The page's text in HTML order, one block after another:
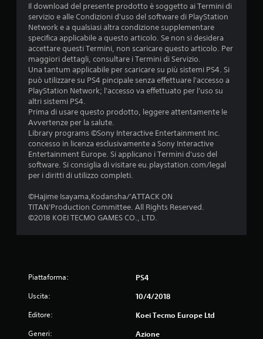
Il download del presente prodotto è soggetto ai Termini di
servizio e alle Condizioni d'uso del software di PlayStation
Network e a qualsiasi altra condizione supplementare
specifica applicabile a questo articolo. Se non si desidera
accettare questi Termini, non scaricare questo articolo. Per
maggiori dettagli, consultare i Termini di Servizio.
Una tantum applicabile per scaricare su più sistemi PS4. Si
può utilizzare su PS4 pincipale senza effettuare l'accesso a
PlayStation Network; l'accesso va effettuato per l'uso su
altri sistemi PS4.
Prima di usare questo prodotto, leggere attentamente le
Avvertenze per la salute.
Library programs ©Sony Interactive Entertainment Inc.
concesso in licenza esclusivamente a Sony Interactive
Entertainment Europe. Si applicano i Termini d'uso del
software. Si consiglia di visitare eu.playstation.com/legal
per i diritti di utilizzo completi.
©Hajime Isayama,Kodansha/'ATTACK ON
TITAN'Production Committee. All Rights Reserved.
©2018 KOEI TECMO GAMES CO., LTD.
Piattaforma: PS4
Uscita: 10/4/2018
Editore: Koei Tecmo Europe Ltd
Generi: Azione